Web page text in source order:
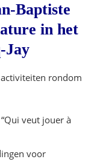
Baptiste
in het
Jay
rondom
veut jouer à
voor